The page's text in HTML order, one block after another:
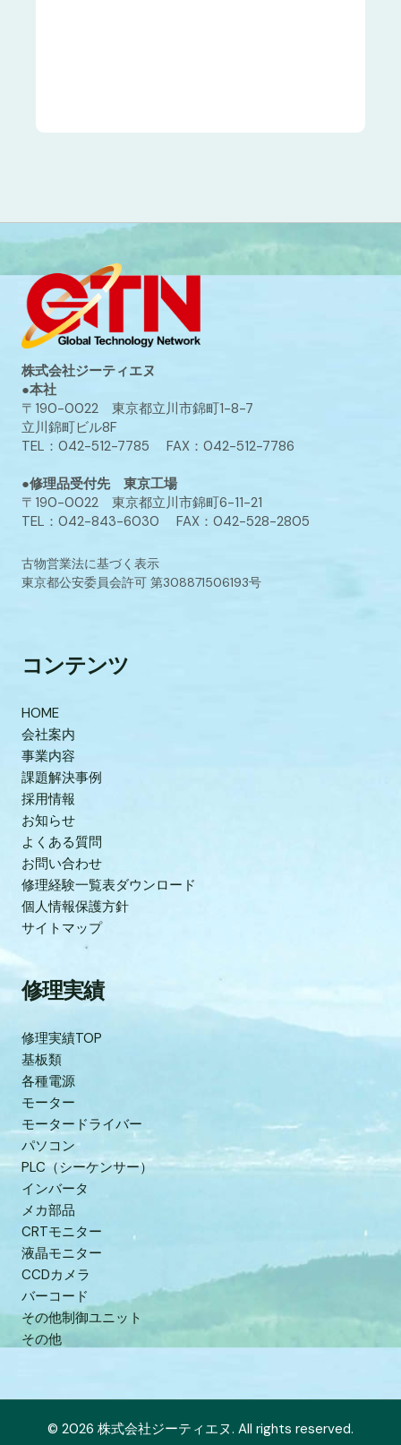
株式会社ジーティエヌ
●本社
〒190-0022 東京都立川市錦町1-8-7
立川錦町ビル8F
TEL：042-512-7785 FAX：042-512-7786
●修理品受付先 東京工場
〒190-0022 東京都立川市錦町6-11-21
TEL：042-843-6030 FAX：042-528-2805
古物営業法に基づく表示
東京都公安委員会許可 第308871506193号
コンテンツ
HOME
会社案内
事業内容
課題解決事例
採用情報
お知らせ
よくある質問
お問い合わせ
修理経験一覧表ダウンロード
個人情報保護方針
サイトマップ
修理実績
修理実績TOP
基板類
各種電源
モーター
モータードライバー
パソコン
PLC（シーケンサー）
インバータ
メカ部品
CRTモニター
液晶モニター
CCDカメラ
バーコード
その他制御ユニット
その他
© 2026 株式会社ジーティエヌ. All rights reserved.